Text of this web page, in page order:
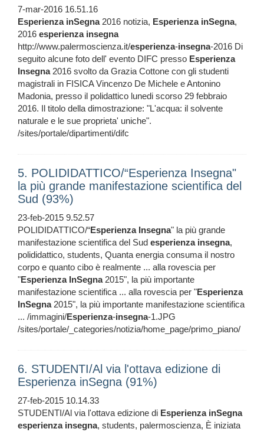
7-mar-2016 16.51.16
Esperienza inSegna2016 notizia, Esperienza inSegna,
2016 esperienza insegna
http://www.palermoscienza.it/esperienza-insegna-2016 Di
seguito alcune foto dell' evento DIFC presso Esperienza
Insegna2016 svolto da Grazia Cottone con gli studenti
magistrali in FISICA Vincenzo De Michele e Antonino
Madonia, presso il polidattico lunedi scorso 29 febbraio
2016. Il titolo della dimostrazione: "L'acqua: il solvente
naturale e le sue proprieta' uniche".
/sites/portale/dipartimenti/difc
5. POLIDIDATTICO/“Esperienza Insegna"
la più grande manifestazione scientifica del
Sud (93%)
23-feb-2015 9.52.57
POLIDIDATTICO/“Esperienza Insegna" la più grande
manifestazione scientifica del Sud esperienza insegna,
polididattico, students, Quanta energia consuma il nostro
corpo e quanto cibo è realmente ... alla rovescia per
"Esperienza InSegna2015", la più importante
manifestazione scientifica ... alla rovescia per "Esperienza
InSegna2015", la più importante manifestazione scientifica
... /immagini/Esperienza-insegna-1.JPG
/sites/portale/_categories/notizia/home_page/primo_piano/
6. STUDENTI/Al via l'ottava edizione di
Esperienza inSegna (91%)
27-feb-2015 10.14.33
STUDENTI/Al via l'ottava edizione di Esperienza inSegna
esperienza insegna, students, palermoscienza, È iniziata